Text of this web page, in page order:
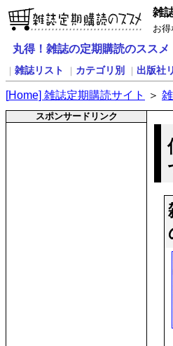
雑
お
丸得！雑誌の定期購読のススメ
雑誌リスト カテゴリ別 出版社
[Home] 雑誌定期購読サイト ＞
スポンサードリンク